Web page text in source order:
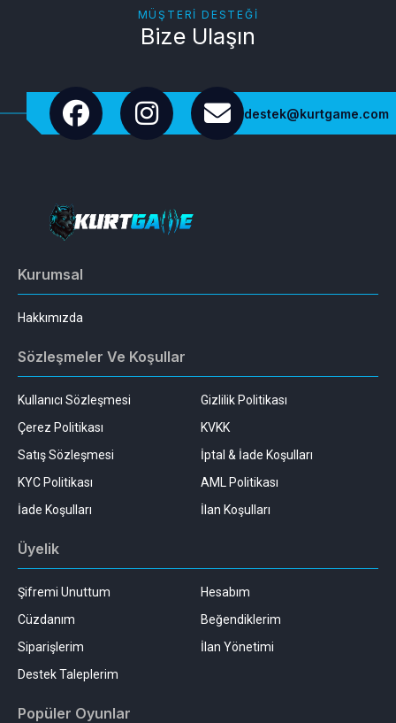
MÜŞTERI DESTEĞI
Bize Ulaşın
destek@kurtgame.com
Kurumsal
Hakkımızda
Sözleşmeler Ve Koşullar
Kullanıcı Sözleşmesi
Gizlilik Politikası
Çerez Politikası
KVKK
Satış Sözleşmesi
İptal & İade Koşulları
KYC Politikası
AML Politikası
İade Koşulları
İlan Koşulları
Üyelik
Şifremi Unuttum
Hesabım
Cüzdanım
Beğendiklerim
Siparişlerim
İlan Yönetimi
Destek Taleplerim
Popüler Oyunlar